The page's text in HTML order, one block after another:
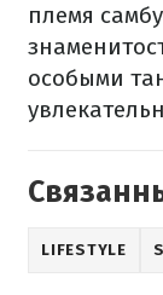
племя
особыми
LIFESTYLE